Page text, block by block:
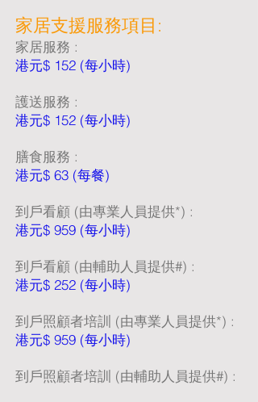
家居支援服務項目:
家居服務 :
港元$ 152 (每小時)
護送服務 :
港元$ 152 (每小時)
膳食服務 :
港元$ 63 (每餐)
到戶看顧 (由專業人員提供*) :
港元$ 959 (每小時)
到戶看顧 (由輔助人員提供#) :
港元$ 252 (每小時)
到戶照顧者培訓 (由專業人員提供*) :
港元$ 959 (每小時)
到戶照顧者培訓 (由輔助人員提供#) :